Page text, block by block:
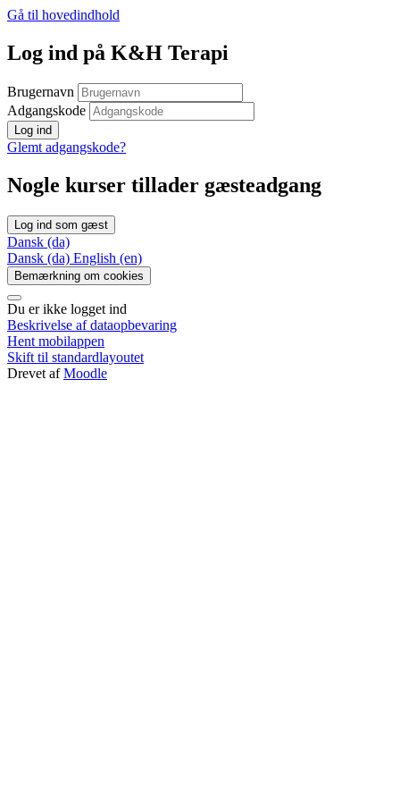
Gå til hovedindhold
Log ind på K&H Terapi
Brugernavn
Adgangskode
Log ind
Glemt adgangskode?
Nogle kurser tillader gæsteadgang
Log ind som gæst
Dansk ‎(da)‎
Dansk ‎(da)‎ English ‎(en)‎
Bemærkning om cookies
Du er ikke logget ind
Beskrivelse af dataopbevaring
Hent mobilappen
Skift til standardlayoutet
Drevet afMoodle